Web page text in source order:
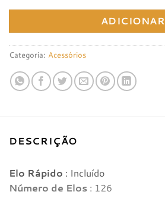
ADICIONAR
Categoria: Acessórios
DESCRIÇÃO
Elo Rápido : Incluído
Número de Elos : 126